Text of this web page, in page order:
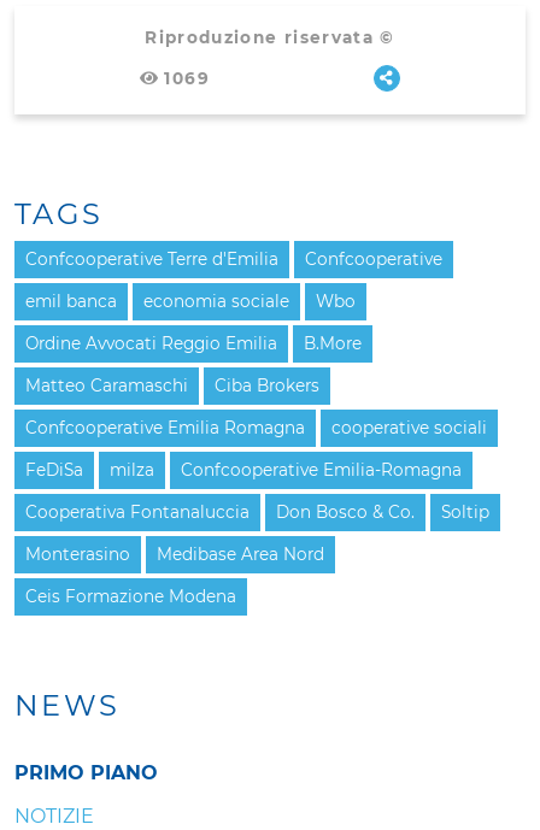
Riproduzione riservata ©
1069
NEWS
PRIMO PIANO
NOTIZIE
TAGS
Confcooperative Terre d'Emilia Confcooperative
emil banca economia sociale Wbo
Ordine Avvocati Reggio Emilia B.More
Matteo Caramaschi Ciba Brokers
Confcooperative Emilia Romagna cooperative sociali
FeDiSa milza Confcooperative Emilia-Romagna
Cooperativa Fontanaluccia Don Bosco & Co. Soltip
Monterasino Medibase Area Nord
Ceis Formazione Modena